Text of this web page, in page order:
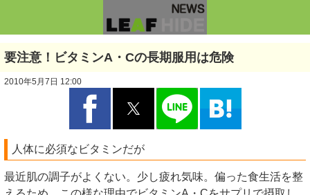
要注意！ビタミンA・Cの長期服用は危険
2010年5月7日 12:00
人体に必須なビタミンだが
最近肌の調子がよくない。少し疲れ気味。偏った食生活を整